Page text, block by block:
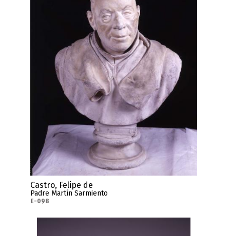
Castro, Felipe de
Padre Martín Sarmiento
E-098